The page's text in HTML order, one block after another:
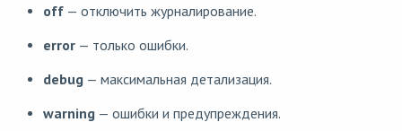
off — отключить журналирование.
error — только ошибки.
debug — максимальная детализация.
warning — ошибки и предупреждения.